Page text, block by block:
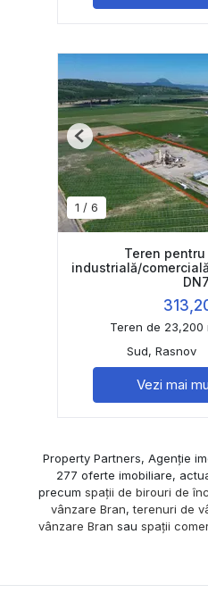
1 / 6
Previous
Teren
industrială/
Teren de 23,200
Sud, Rasnov
Vezi mai
Property Partners, Agenție
277 oferte imobiliare,
precum spații de birouri de
vânzare Bran,terenuri de
vânzare Bran sau spații